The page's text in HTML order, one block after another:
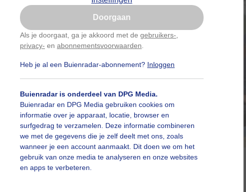
Doorgaan
Als je doorgaat, ga je akkoord met de gebruikers-
privacy- en abonnementsvoorwaarden
Heb je al een Buienradar-abonnement? Inloggen
Buienradar is onderdeel van DPG Media.
Buienradar en DPG Media gebruiken cookies om
informatie over je apparaat, locatie, browser en
surfgedrag te verzamelen. Deze informatie combineren
we met de gegevens die je zelf deelt met ons, zoals
wanneer je een account aanmaakt. Dit doen we om het
gebruik van onze media te analyseren en onze websites
en apps te verbeteren.
Johan Westra Gemaakt: 10-06-2026, 23x bekeken
Nu niet, misschien later
Gebruik je Safari en wil je niet elke dag deze pop-up
Klikhierom dit aan te passen